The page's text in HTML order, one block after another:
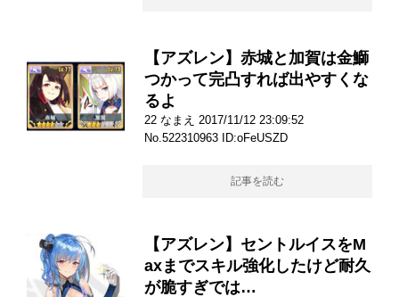
【アズレン】赤城と加賀は金鰤
つかって完凸すれば出やすくな
るよ
22 なまえ 2017/11/12 23:09:52
No.522310963 ID:oFeUSZD
記事を読む
【アズレン】セントルイスをM
axまでスキル強化したけど耐久
が脆すぎでは…